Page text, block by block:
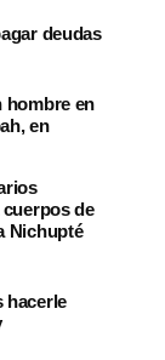
deudas
hombre en
en
de
Nichupté
hacerle